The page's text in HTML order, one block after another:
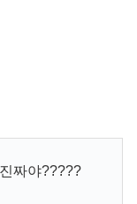
짜야?????